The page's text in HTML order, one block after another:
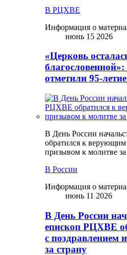
В РЦХВЕ
Информация о
июнь 15 2026
«Церковь
отметили 95-
В День России
обратился к верующим
призывом к молитве за
В России
Информация о
июнь 11 2026
В День России
епископ РЦХВЕ
с поздравлением
за страну